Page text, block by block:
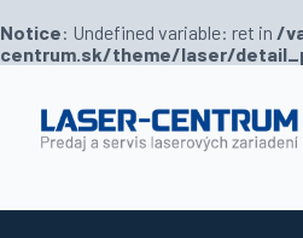
Notice: Undefined variable: ret in /
centrum.sk/theme/laser/
Predajňa
Novinky
O